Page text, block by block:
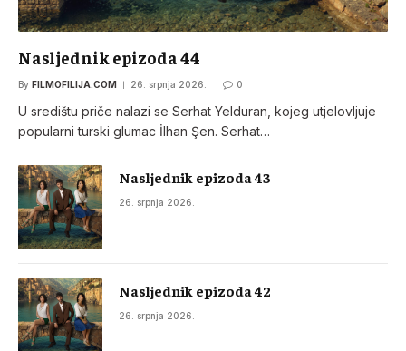
Nasljednik epizoda 44
By FILMOFILIJA.COM 26. srpnja 2026. 0
U središtu priče nalazi se Serhat Yelduran, kojeg utjelovljuje
popularni turski glumac İlhan Şen. Serhat…
Nasljednik epizoda 43
26. srpnja 2026.
Nasljednik epizoda 42
26. srpnja 2026.